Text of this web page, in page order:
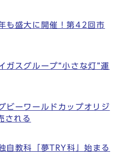
盛大に開催！第42回市
スグループ“小さな灯”運
ーワールドカップオリジ
される
教科「夢TRY科」始まる